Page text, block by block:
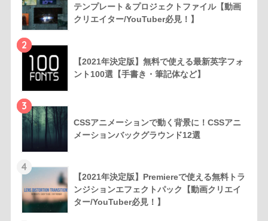
テンプレート＆プロジェクトファイル【動画
クリエイター/YouTuber必見！】
2
【2021年決定版】無料で使える最新英字フォ
ント100選【手書き・筆記体など】
3
CSSアニメーションで動く背景に！CSSアニ
メーションバックグラウンド12選
4
【2021年決定版】Premiereで使える無料トラ
ンジションエフェクトパック【動画クリエイ
ター/YouTuber必見！】